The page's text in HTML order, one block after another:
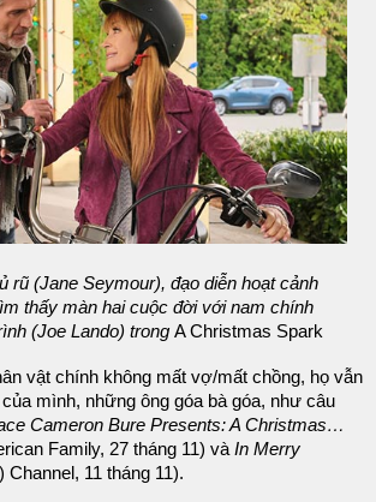
rũ (Jane Seymour), đạo diễn hoạt cảnh
thấy màn hai cuộc đời với nam chính
(Joe Lando) trong A Christmas Spark
vật chính không mất vợ/mất chồng, họ vẫn
mình, những ông góa bà góa, như câu
Cameron Bure Presents: A Christmas…
Family, 27 tháng 11) và In Merry
Channel, 11 tháng 11).